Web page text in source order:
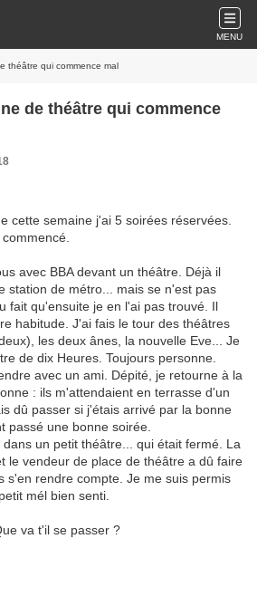
MENU
théâtre qui commence mal
de théâtre qui commence
cette semaine j'ai 5 soirées réservées.
avec BBA devant un théâtre. Déjà il
station de métro... mais se n'est pas
fait qu'ensuite je en l'ai pas trouvé. Il
habitude. J'ai fais le tour des théâtres
les deux ânes, la nouvelle Eve... Je
de dix Heures. Toujours personne.
avec un ami. Dépité, je retourne à la
: ils m'attendaient en terrasse d'un
dû passer si j'étais arrivé par la bonne
passé une bonne soirée.
un petit théâtre... qui était fermé. La
le vendeur de place de théâtre a dû faire
s'en rendre compte. Je me suis permis
mél bien senti.
va t'il se passer ?